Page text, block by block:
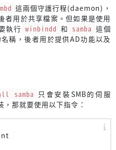
這兩個守護行程(daemon)，
者用於共享檔案。但如果是使用
執行 winbindd 和 samba 這個
稱，後者用於提供AD功能以及
samba
只會安裝SMB的伺服
那就要使用以下指令：